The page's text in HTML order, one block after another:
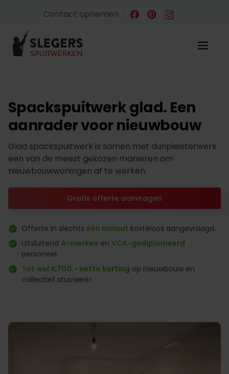
Contact opnemen
Spackspuitwerk glad. Een
aanrader voor nieuwbouw
Glad spackspuitwerk is samen met dunpleisterwerk
een van de meest gekozen manieren om
nieuwbouwwoningen af te werken.
Gratis offerte aanvragen
Offerte in slechts één minuut kosteloos aangevraagd.
Uitsluitend A-merken en VCA-gediplomeerd
personeel.
Tot wel €700,- netto korting op nieuwbouw en
collectief stucwerk!